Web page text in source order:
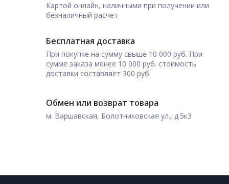
Картой онлайн, наличными при получении или
безналичный расчет
Бесплатная доставка
При покупке на сумму свыше 10 000 руб. При
сумме заказа менее 10 000 руб. стоимость
доставки составляет 300 руб.
Обмен или возврат товара
м. Варшавская, Болотниковская ул., д.5к3